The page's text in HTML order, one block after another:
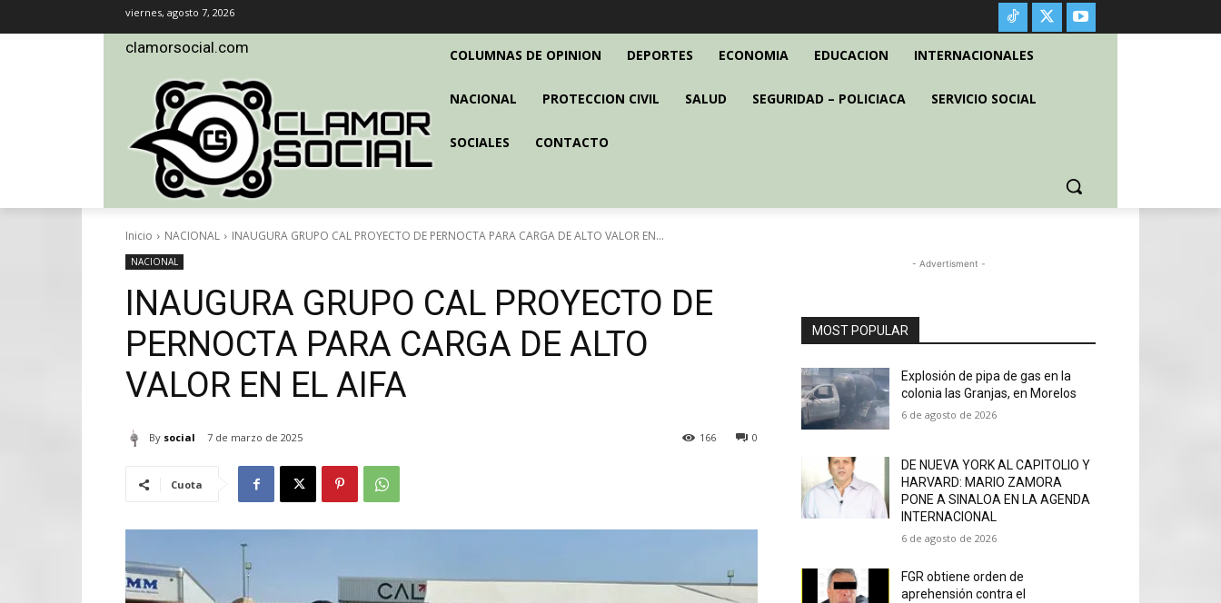
viernes, agosto 7, 2026
clamorsocial.com COLUMNAS DE OPINION DEPORTES ECONOMIA EDUCACION INTERNACIONALES
NACIONAL PROTECCION CIVIL SALUD SEGURIDAD – POLICIACA SERVICIO SOCIAL
SOCIALES CONTACTO
Inicio NACIONAL INAUGURA GRUPO CAL PROYECTO DE PERNOCTA PARA CARGA DE ALTO VALOR EN...
NACIONAL
INAUGURA GRUPO CAL PROYECTO DE
PERNOCTA PARA CARGA DE ALTO
VALOR EN EL AIFA
By social 7 de marzo de 2025 0
166
Cuota
- Advertisment -
MOST POPULAR
Explosión de pipa de gas en la
colonia las Granjas, en Morelos
6 de agosto de 2026
DE NUEVA YORK AL CAPITOLIO Y
HARVARD: MARIO ZAMORA
PONE A SINALOA EN LA AGENDA
INTERNACIONAL
6 de agosto de 2026
FGR obtiene orden de
aprehensión contra el